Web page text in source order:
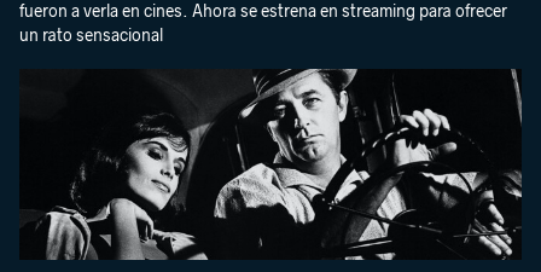
fueron a verla en cines. Ahora se estrena en streaming para ofrecer
un rato sensacional